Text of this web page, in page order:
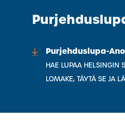
Purjehduslupa-
HAE LUPAA HELSINGIN
LOMAKE, TÄYTÄ SE JA